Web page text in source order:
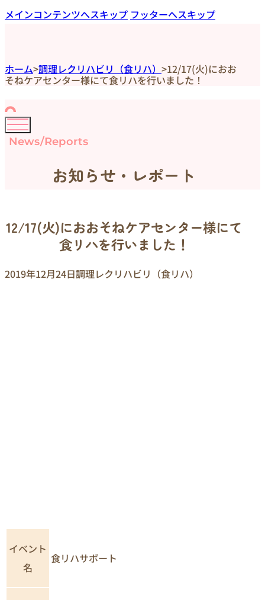
メインコンテンツへスキップ フッターへスキップ
ホーム>調理レクリハビリ（食リハ） >12/17(火)におお
そねケアセンター様にて食リハを行いました！
News/Reports
お知らせ・レポート
12/17(火)におおそねケアセンター様にて
食リハを行いました！
2019年12月24日調理レクリハビリ（食リハ）
イベント
名
食リハサポート